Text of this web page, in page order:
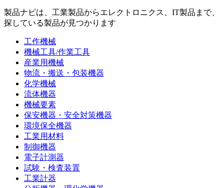
製品ナビは、工業製品からエレクトロニクス、IT製品まで、
探している製品が見つかります
工作機械
機械工具/作業工具
産業用機械
物流・搬送・包装機器
化学機械
流体機器
機械要素
保安機器・安全対策機器
環境保全機器
工業用材料
制御機器
電子計測器
試験・検査装置
工業計器